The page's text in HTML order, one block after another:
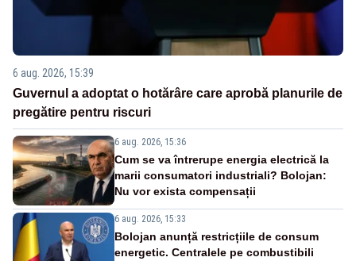
6 aug. 2026, 15:39
Guvernul a adoptat o hotărâre care aprobă planurile de
pregătire pentru riscuri
6 aug. 2026, 15:36
Cum se va întrerupe energia electrică la
marii consumatori industriali? Bolojan:
Nu vor exista compensații
6 aug. 2026, 15:33
Bolojan anunță restricțiile de consum
energetic. Centralele pe combustibili